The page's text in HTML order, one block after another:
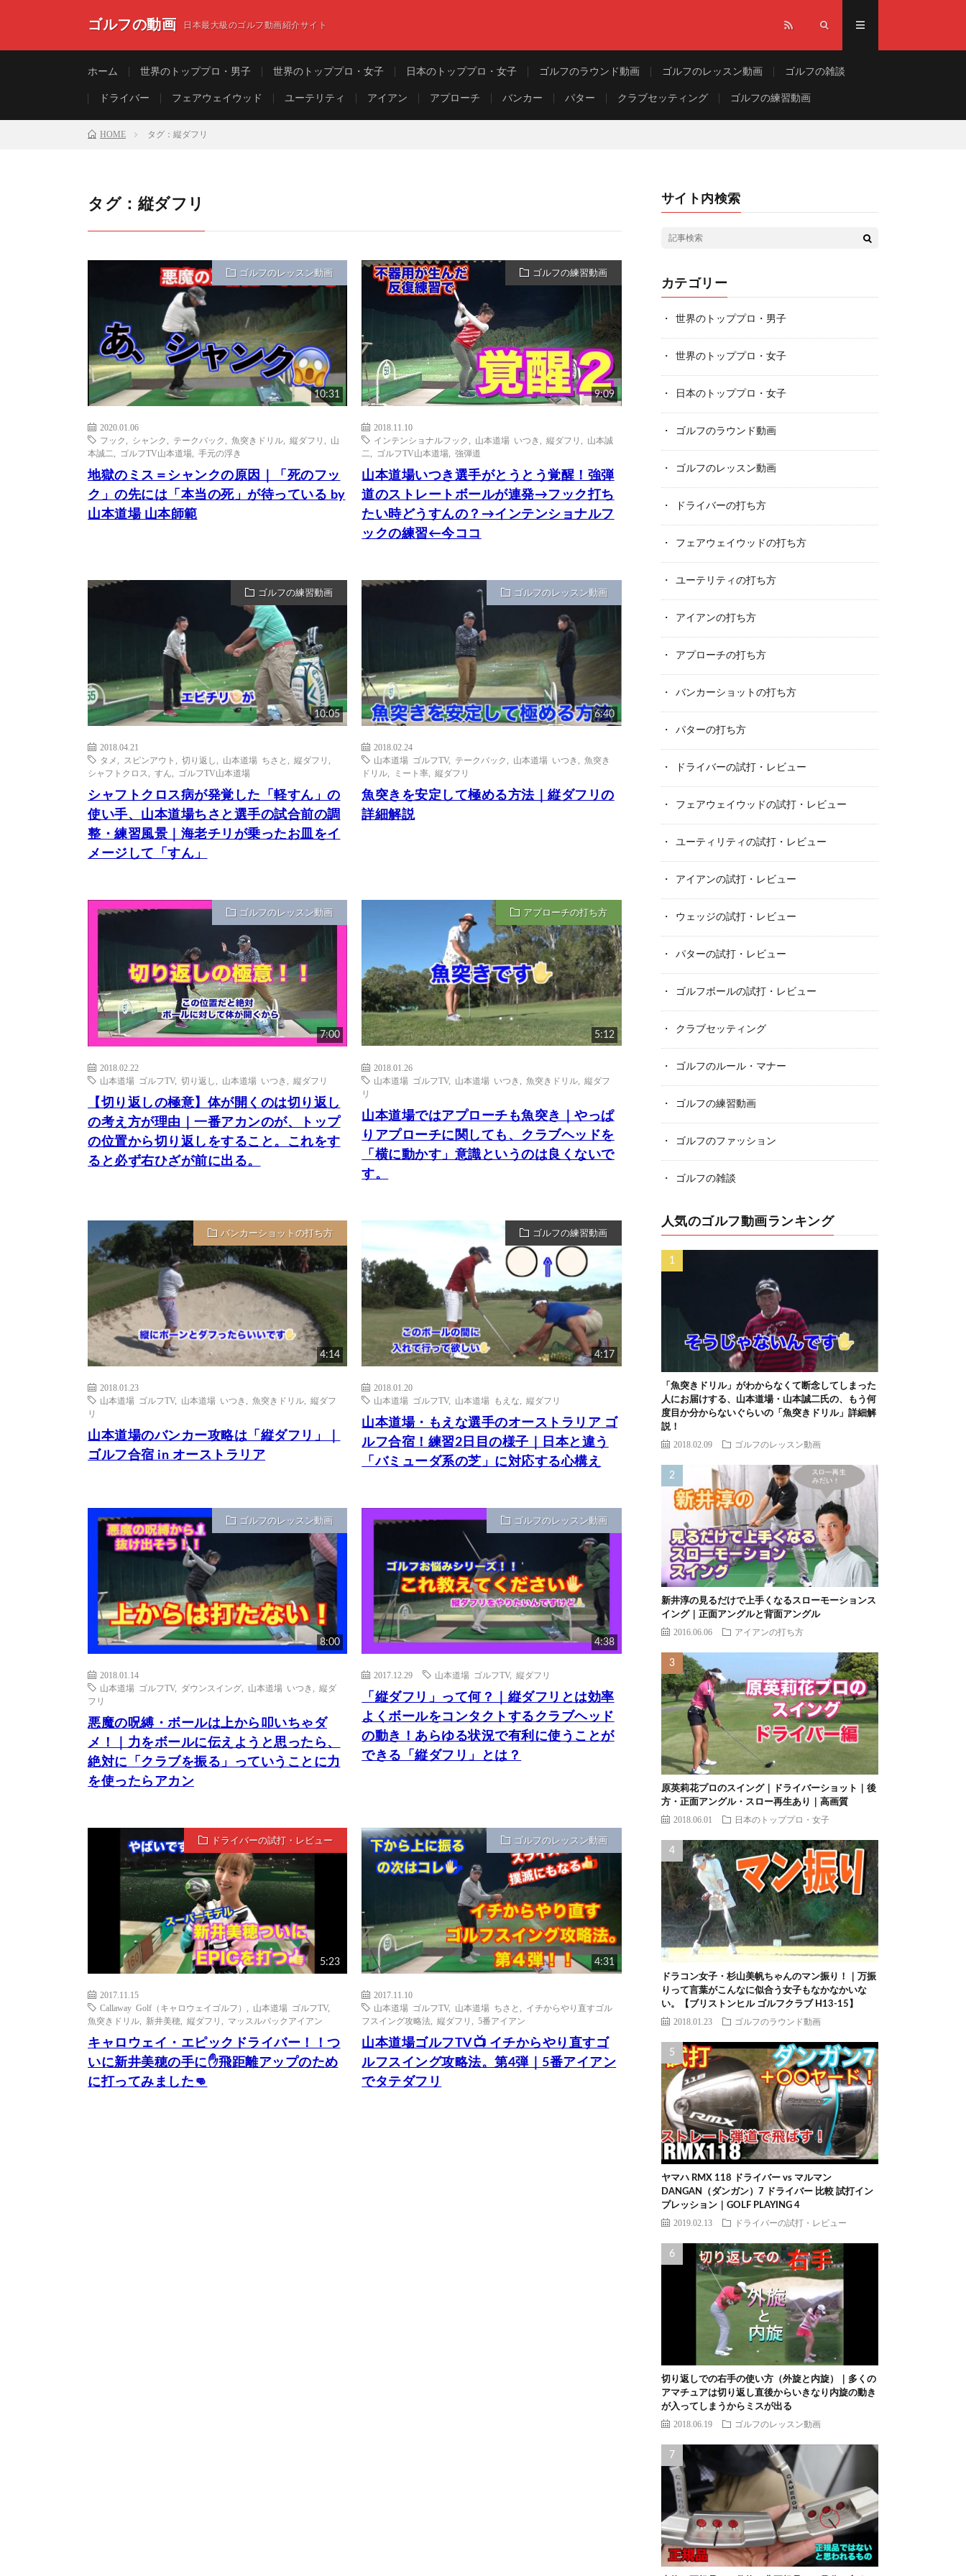
ゴルフの動画 日本最大級のゴルフ動画紹介サイト
ホーム 世界のトッププロ・男子 世界のトッププロ・女子 日本のトッププロ・女子 ゴルフのラウンド動画 ゴルフのレッスン動画 ゴルフの雑談
ドライバー フェアウェイウッド ユーテリティ アイアン アプローチ バンカー パター クラブセッティング ゴルフの練習動画
HOME タグ：縦ダフリ
タグ：縦ダフリ
ゴルフのレッスン動画
10:31
2020.01.06
フック
シャンク テークバック 魚突きドリル 縦ダフリ
山
本誠二
ゴルフTV山本道場 手元の浮き
地獄のミス＝シャンクの原因｜「死のフッ
ク」の先には「本当の死」が待っている by
山本道場 山本師範
ゴルフの練習動画
9:09
2018.11.10
インテンショナルフック
山本道場 いつき ,縦ダフリ
山本誠
二
ゴルフTV山本道場 ,強弾道
山本道場いつき選手がとうとう覚醒！強弾
道のストレートボールが連発→フック打ち
たい時どうすんの？→インテンショナルフ
ックの練習←今ココ
ゴルフの練習動画
10:05
2018.04.21
タメ
スピンアウト 切り返し 山本道場 ちさと 縦ダフリ
シャフトクロス
すん ゴルフTV山本道場
シャフトクロス病が発覚した「軽すん」の
使い手、山本道場ちさと選手の試合前の調
整・練習風景｜海老チリが乗ったお皿をイ
メージして「すん」
ゴルフのレッスン動画
6:40
2018.02.24
山本道場 ゴルフTV, テークバック 山本道場 いつき ,魚突き
ドリル
ミート率 ,縦ダフリ
魚突きを安定して極める方法｜縦ダフリの
詳細解説
ゴルフのレッスン動画
7:00
2018.02.22
山本道場 ゴルフTV, 切り返し 山本道場 いつき 縦ダフリ
【切り返しの極意】体が開くのは切り返し
の考え方が理由｜一番アカンのが、トップ
の位置から切り返しをすること。これをす
ると必ず右ひざが前に出る。
アプローチの打ち方
5:12
2018.01.26
山本道場 ゴルフTV, 山本道場 いつき ,魚突きドリル ,縦ダフ
リ
山本道場ではアプローチも魚突き｜やっぱ
りアプローチに関しても、クラブヘッドを
「横に動かす」意識というのは良くないで
す。
バンカーショットの打ち方
4:14
2018.01.23
山本道場 ゴルフTV, 山本道場 いつき 魚突きドリル
縦ダフ
リ
山本道場のバンカー攻略は「縦ダフリ」｜
ゴルフ合宿 in オーストラリア
ゴルフの練習動画
4:17
2018.01.20
山本道場 ゴルフTV, 山本道場 もえな ,縦ダフリ
山本道場・もえな選手のオーストラリア ゴ
ルフ合宿！練習2日目の様子｜日本と違う
「バミューダ系の芝」に対応する心構え
ゴルフのレッスン動画
8:00
2018.01.14
山本道場 ゴルフTV, ダウンスイング 山本道場 いつき
縦ダ
フリ
悪魔の呪縛・ボールは上から叩いちゃダ
メ！｜力をボールに伝えようと思ったら、
絶対に「クラブを振る」っていうことに力
を使ったらアカン
ゴルフのレッスン動画
4:38
2017.12.29 山本道場 ゴルフTV,縦ダフリ
「縦ダフリ」って何？｜縦ダフリとは効率
よくボールをコンタクトするクラブヘッド
の動き！あらゆる状況で有利に使うことが
できる「縦ダフリ」とは？
ドライバーの試打・レビュー
5:23
2017.11.15
Callaway Golf（キャロウェイゴルフ）
山本道場 ゴルフTV,
魚突きドリル
新井美穂 縦ダフリ マッスルバックアイアン
キャロウェイ・エピックドライバー！！つ
いに新井美穂の手に✋飛距離アップのため
に打ってみました👊
ゴルフのレッスン動画
4:31
2017.11.10
山本道場 ゴルフTV, 山本道場 ちさと
イチからやり直すゴル
フスイング攻略法 ,縦ダフリ 5番アイアン
山本道場ゴルフTV📺 イチからやり直すゴ
ルフスイング攻略法。第4弾｜5番アイアン
でタテダフリ
サイト内検索
カテゴリー
世界のトッププロ・男子
世界のトッププロ・女子
日本のトッププロ・女子
ゴルフのラウンド動画
ゴルフのレッスン動画
ドライバーの打ち方
フェアウェイウッドの打ち方
ユーテリティの打ち方
アイアンの打ち方
アプローチの打ち方
バンカーショットの打ち方
パターの打ち方
ドライバーの試打・レビュー
フェアウェイウッドの試打・レビュー
ユーティリティの試打・レビュー
アイアンの試打・レビュー
ウェッジの試打・レビュー
パターの試打・レビュー
ゴルフボールの試打・レビュー
クラブセッティング
ゴルフのルール・マナー
ゴルフの練習動画
ゴルフのファッション
ゴルフの雑談
人気のゴルフ動画ランキング
「魚突きドリル」がわからなくて断念してしまった
人にお届けする、山本道場・山本誠二氏の、もう何
度目か分からないぐらいの「魚突きドリル」詳細解
説！
2018.02.09 ゴルフのレッスン動画
新井淳の見るだけで上手くなるスローモーションス
イング｜正面アングルと背面アングル
2016.06.06 アイアンの打ち方
原英莉花プロのスイング｜ドライバーショット｜後
方・正面アングル・スロー再生あり｜高画質
2018.06.01 日本のトッププロ・女子
ドラコン女子・杉山美帆ちゃんのマン振り！｜万振
りって言葉がこんなに似合う女子もなかなかいな
い。【ブリストンヒル ゴルフクラブ H13-15】
2018.01.23 ゴルフのラウンド動画
ヤマハ RMX 118 ドライバー vs マルマン
DANGAN（ダンガン）7 ドライバー 比較 試打イン
プレッション｜GOLF PLAYING 4
2019.02.13 ドライバーの試打・レビュー
切り返しでの右手の使い方（外旋と内旋）｜多くの
アマチュアは切り返し直後からいきなり内旋の動き
が入ってしまうからミスが出る
2018.06.19 ゴルフのレッスン動画